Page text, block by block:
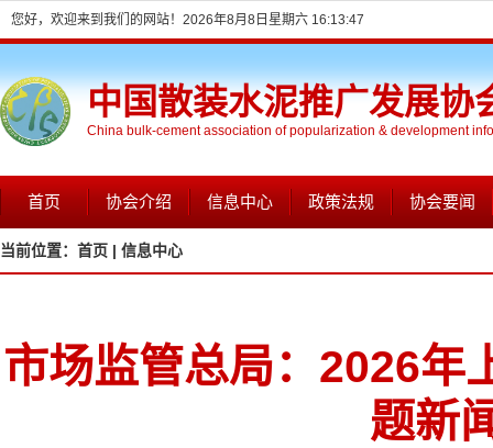
您好，欢迎来到我们的网站！ 2026年8月8日星期六 16:13:48
中国散装水泥推广发展协
China bulk-cement association of popularization & development
首页 协会介绍 信息中心 政策法规 协会要闻
当前位置： 首页 | 信息中心
市场监管总局：2026年
题新